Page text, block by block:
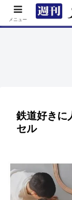
TOP 特集
鉄道好きに
セル
メニュー